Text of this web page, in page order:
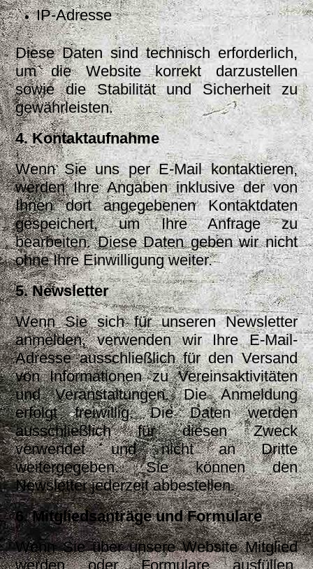
IP-Adresse
Diese Daten sind technisch erforderlich,
um die Website korrekt darzustellen
sowie die Stabilität und Sicherheit zu
gewährleisten.
4. Kontaktaufnahme
Wenn Sie uns per E-Mail kontaktieren,
werden Ihre Angaben inklusive der von
Ihnen dort angegebenen Kontaktdaten
gespeichert, um Ihre Anfrage zu
bearbeiten. Diese Daten geben wir nicht
ohne Ihre Einwilligung weiter.
5. Newsletter
Wenn Sie sich für unseren Newsletter
anmelden, verwenden wir Ihre E-Mail-
Adresse ausschließlich für den Versand
von Informationen zu Vereinsaktivitäten
und Veranstaltungen. Die Anmeldung
erfolgt freiwillig. Die Daten werden
ausschließlich für diesen Zweck
verwendet und nicht an Dritte
weitergegeben. Sie können den
Newsletter jederzeit abbestellen.
6. Mitgliedsanträge und Formulare
Wenn Sie über unsere Website Mitglied
werden oder Formulare ausfüllen,